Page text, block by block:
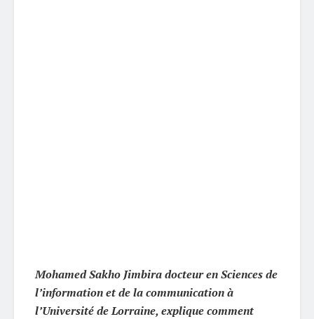
Mohamed Sakho Jimbira docteur en Sciences de
l’information et de la communication à
l’Université de Lorraine, explique comment